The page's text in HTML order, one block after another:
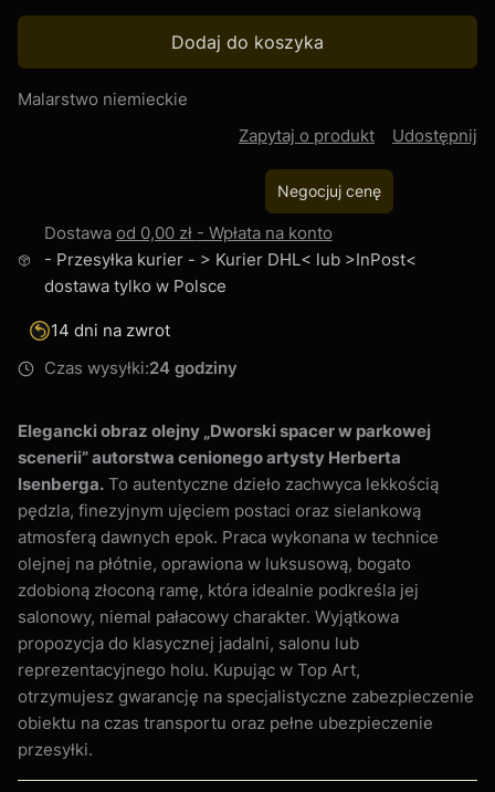
Dodaj do koszyka
Malarstwo niemieckie
Zapytaj o produkt
Udostępnij
Negocjuj cenę
Dostawa od 0,00 zł - Wpłata na konto
- Przesyłka kurier - > Kurier DHL< lub >InPost<
dostawa tylko w Polsce
14 dni na zwrot
Czas wysyłki:24 godziny
Elegancki obraz olejny „Dworski spacer w parkowej
scenerii” autorstwa cenionego artysty Herberta
Isenberga. To autentyczne dzieło zachwyca lekkością
pędzla, finezyjnym ujęciem postaci oraz sielankową
atmosferą dawnych epok. Praca wykonana w technice
olejnej na płótnie, oprawiona w luksusową, bogato
zdobioną złoconą ramę, która idealnie podkreśla jej
salonowy, niemal pałacowy charakter. Wyjątkowa
propozycja do klasycznej jadalni, salonu lub
reprezentacyjnego holu. Kupując w Top Art,
otrzymujesz gwarancję na specjalistyczne zabezpieczenie
obiektu na czas transportu oraz pełne ubezpieczenie
przesyłki.